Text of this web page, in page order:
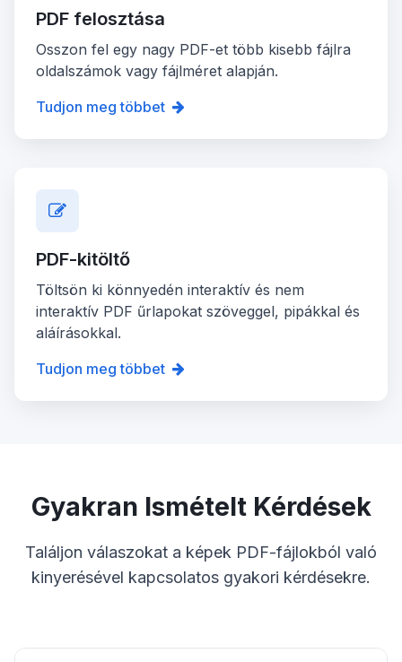
PDF felosztása
Osszon fel egy nagy PDF-et több kisebb fájlra
oldalszámok vagy fájlméret alapján.
Tudjon meg többet
PDF-kitöltő
Töltsön ki könnyedén interaktív és nem
interaktív PDF űrlapokat szöveggel, pipákkal és
aláírásokkal.
Tudjon meg többet
Gyakran Ismételt Kérdések
Találjon válaszokat a képek PDF-fájlokból való
kinyerésével kapcsolatos gyakori kérdésekre.